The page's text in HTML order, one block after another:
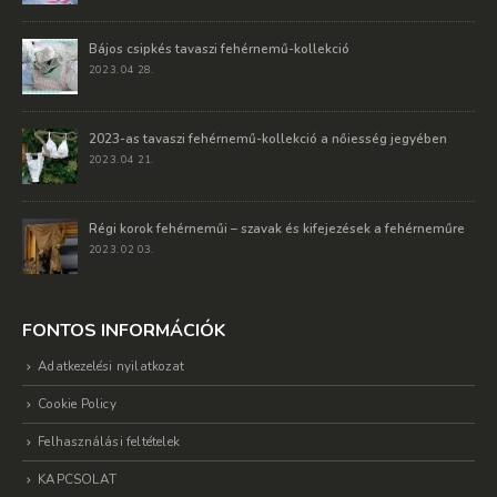
Bájos csipkés tavaszi fehérnemű-kollekció
2023. 04 28.
2023-as tavaszi fehérnemű-kollekció a nőiesség jegyében
2023. 04 21.
Régi korok fehérneműi – szavak és kifejezések a fehérneműre
2023. 02 03.
FONTOS INFORMÁCIÓK
Adatkezelési nyilatkozat
Cookie Policy
Felhasználási feltételek
KAPCSOLAT